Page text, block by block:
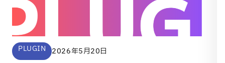
PLUGIN 2026年5月20日